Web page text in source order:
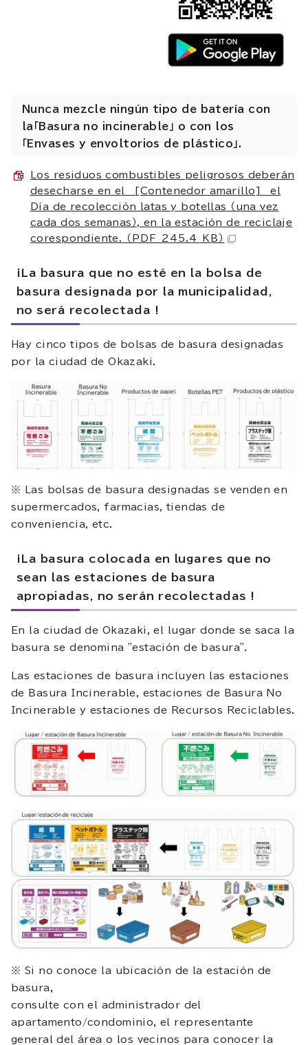
Nunca mezcle ningún tipo de batería con
la「Basura no incinerable」 o con los
「Envases y envoltorios de plástico」.
Los residuos combustibles peligrosos deberán
desecharse en el [Contenedor amarillo] el
Día de recolección latas y botellas （una vez
cada dos semanas）, en la estación de reciclaje
corespondiente.
（PDF 245.4 KB）
¡La basura que no esté en la bolsa de
basura designada por la municipalidad,
no será recolectada !
Hay cinco tipos de bolsas de basura designadas
por la ciudad de Okazaki.
※ Las bolsas de basura designadas se venden en
supermercados, farmacias, tiendas de
conveniencia, etc.
¡La basura colocada en lugares que no
sean las estaciones de basura
apropiadas, no serán recolectadas !
En la ciudad de Okazaki, el lugar donde se saca la
basura se denomina "estación de basura".
Las estaciones de basura incluyen las estaciones
de Basura Incinerable, estaciones de Basura No
Incinerable y estaciones de Recursos Reciclables.
※ Si no conoce la ubicación de la estación de
basura,
consulte con el administrador del
apartamento/condominio, el representante
general del área o los vecinos para conocer la